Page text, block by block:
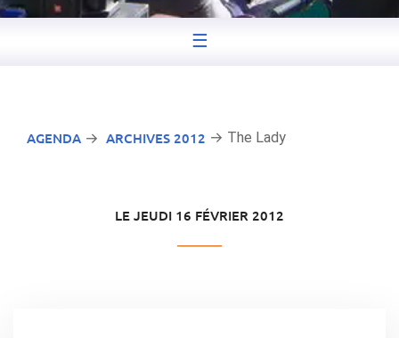
☰
AGENDA → ARCHIVES 2012 → The Lady
LE JEUDI 16 FÉVRIER 2012